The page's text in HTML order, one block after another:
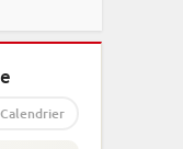
Calendrier